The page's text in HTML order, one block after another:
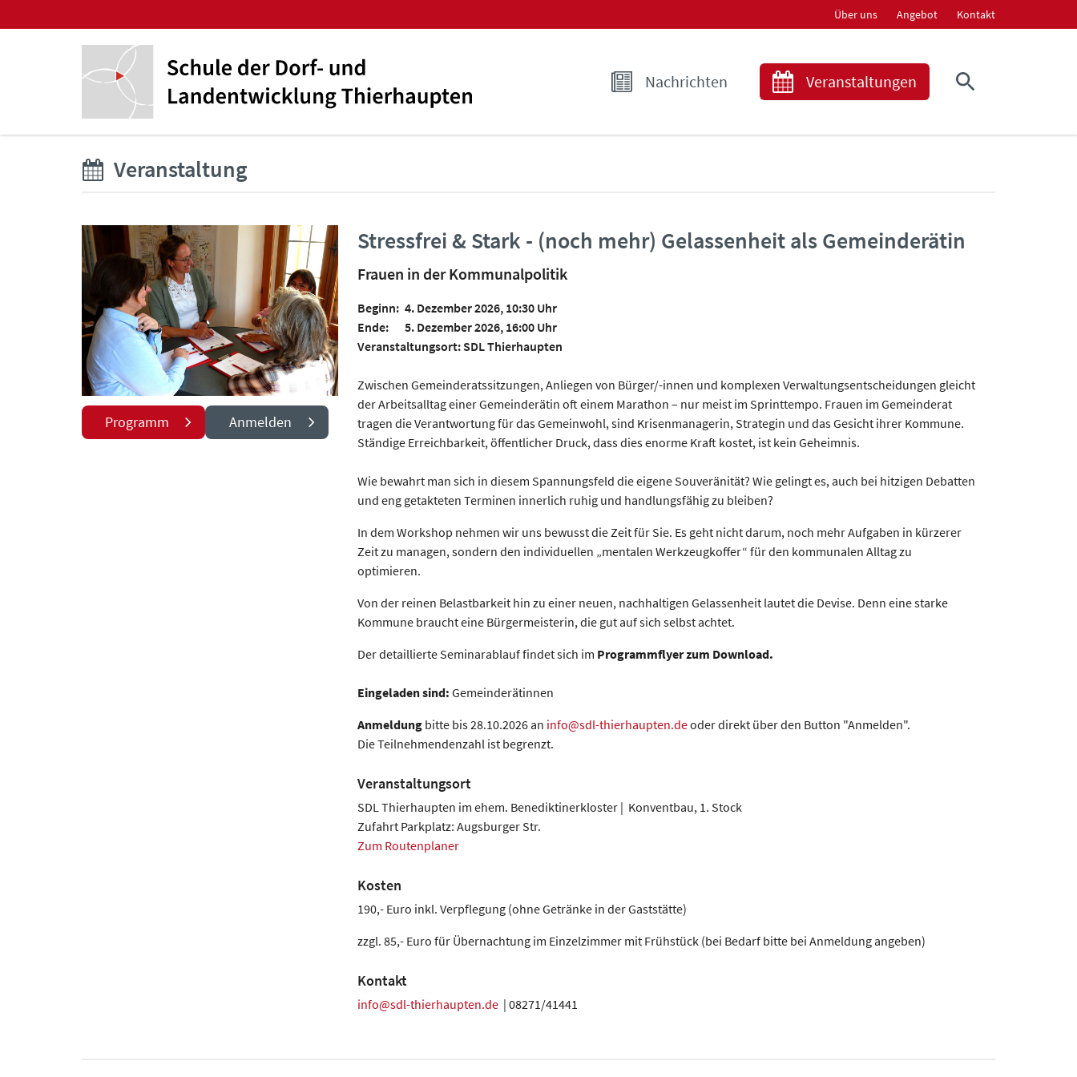
Über uns Angebot Kontakt
Nachrichten Veranstaltungen
Veranstaltung
Programm Anmelden
Stressfrei & Stark - (noch mehr) Gelassenheit als Gemeinderätin
Frauen in der Kommunalpolitik
Beginn: 4. Dezember 2026, 10:30 Uhr
Ende:
5. Dezember 2026, 16:00 Uhr
Veranstaltungsort: SDL Thierhaupten
Zwischen Gemeinderatssitzungen, Anliegen von Bürger/-innen und komplexen Verwaltungsentscheidungen gleicht
der Arbeitsalltag einer Gemeinderätin oft einem Marathon – nur meist im Sprinttempo. Frauen im Gemeinderat
tragen die Verantwortung für das Gemeinwohl, sind Krisenmanagerin, Strategin und das Gesicht ihrer Kommune.
Ständige Erreichbarkeit, öffentlicher Druck, dass dies enorme Kraft kostet, ist kein Geheimnis.
Wie bewahrt man sich in diesem Spannungsfeld die eigene Souveränität? Wie gelingt es, auch bei hitzigen Debatten
und eng getakteten Terminen innerlich ruhig und handlungsfähig zu bleiben?
In dem Workshop nehmen wir uns bewusst die Zeit für Sie. Es geht nicht darum, noch mehr Aufgaben in kürzerer
Zeit zu managen, sondern den individuellen „mentalen Werkzeugkoffer“ für den kommunalen Alltag zu
optimieren.
Von der reinen Belastbarkeit hin zu einer neuen, nachhaltigen Gelassenheit lautet die Devise. Denn eine starke
Kommune braucht eine Bürgermeisterin, die gut auf sich selbst achtet.
Der detaillierte Seminarablauf findet sich im Programmflyer zum Download.
Eingeladen sind: Gemeinderätinnen
Anmeldung bitte bis 28.10.2026 an info@sdl-thierhaupten.deoder direkt über den Button "Anmelden".
Die Teilnehmendenzahl ist begrenzt.
Veranstaltungsort
SDL Thierhaupten im ehem. Benediktinerkloster | Konventbau, 1. Stock
Zufahrt Parkplatz: Augsburger Str.
Zum Routenplaner
Kosten
190,- Euro inkl. Verpflegung (ohne Getränke in der Gaststätte)
zzgl. 85,- Euro für Übernachtung im Einzelzimmer mit Frühstück (bei Bedarf bitte bei Anmeldung angeben)
Kontakt
info@sdl-thierhaupten.de | 08271/41441